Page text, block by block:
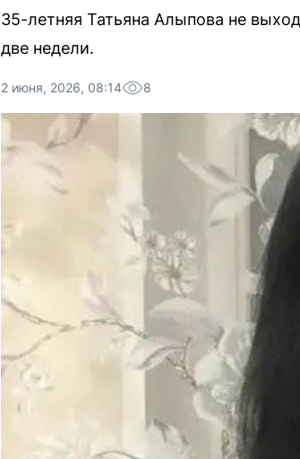
35-летняя Татьяна Алыпова не
две недели.
2 июня, 2026, 08:14 8